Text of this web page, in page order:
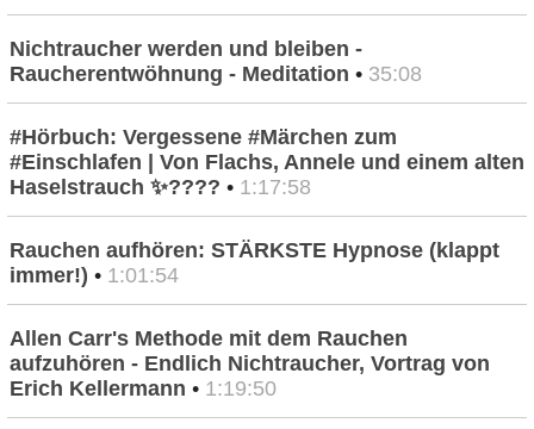
Nichtraucher werden und bleiben -
Raucherentwöhnung - Meditation • 35:08
#Hörbuch: Vergessene #Märchen zum
#Einschlafen | Von Flachs, Annele und einem alten
Haselstrauch ✨???? • 1:17:58
Rauchen aufhören: STÄRKSTE Hypnose (klappt
immer!) • 1:01:54
Allen Carr's Methode mit dem Rauchen
aufzuhören - Endlich Nichtraucher, Vortrag von
Erich Kellermann • 1:19:50